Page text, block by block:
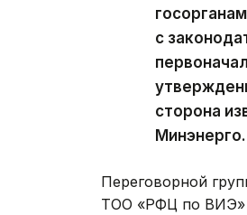
с
сторона
Минэнерго.
Переговорной
ТОО «РФЦ по ВИЭ»